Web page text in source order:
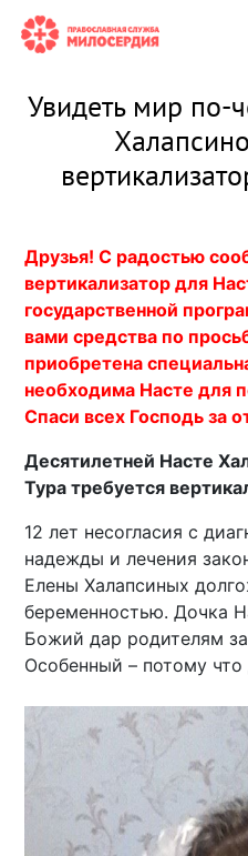
Увидеть мир по-
Друзья! С радостью
вертикализатор для
государственной
вами средства по
приобретена
необходима Насте для
Спаси всех Господь за
Десятилетней Насте
Тура требуется
12 лет несогласия с
надежды и лечения
Елены Халапсиных
беременностью. Дочка
Божий дар родителям
Особенный – потому